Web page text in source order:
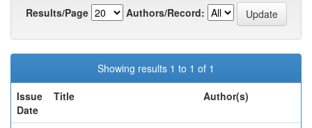
Results/Page
Authors/Record:
Showing results 1 to 1 of 1
Issue
Date
Title Author(s)